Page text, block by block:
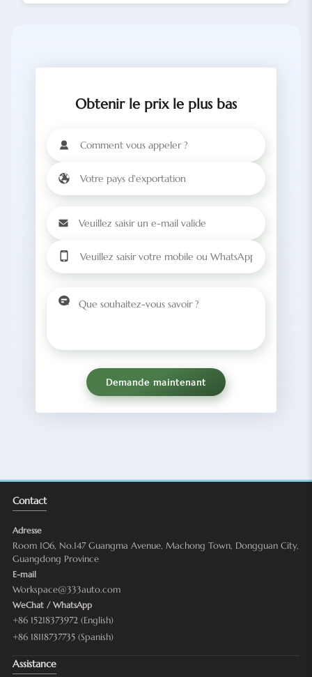
Obtenir le prix le plus bas
Demande maintenant
Contact
Adresse
Room 106, No.147 Guangma Avenue, Machong Town, Dongguan City,
Guangdong Province
E-mail
Workspace@333auto.com
WeChat / WhatsApp
+86 15218373972 (English)
+86 18118737735 (Spanish)
Assistance